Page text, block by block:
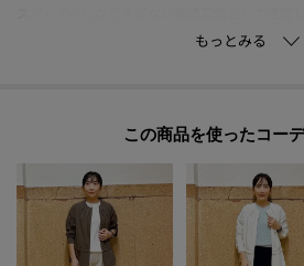
ストレッチ性を持ったリラクシーな着心地に、
ア性／撥水性／UVケア性も兼ね備えた素材にな
【仕様】
・ポケット数：横×2
この商品を使った